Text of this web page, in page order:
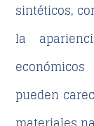
sintéticos,
la
pueden